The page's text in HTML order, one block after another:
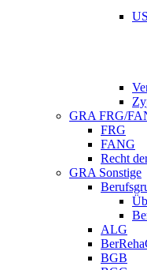
GRA FRG/
FRG
FANG
Recht
GRA Sonstige
ALG
BGB